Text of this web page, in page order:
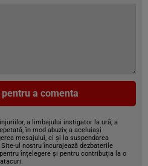
a comenta
a limbajului instigator la ură, a
în mod abuziv, a aceluiași
mesajului, ci și la suspendarea
ul nostru încurajează dezbaterile
înțelegere și pentru contribuția la o